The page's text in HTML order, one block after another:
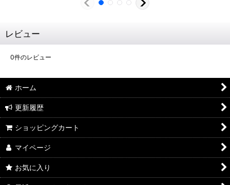
レビュー
0件のレビュー
ホーム
更新履歴
ショッピングカート
マイページ
お気に入り